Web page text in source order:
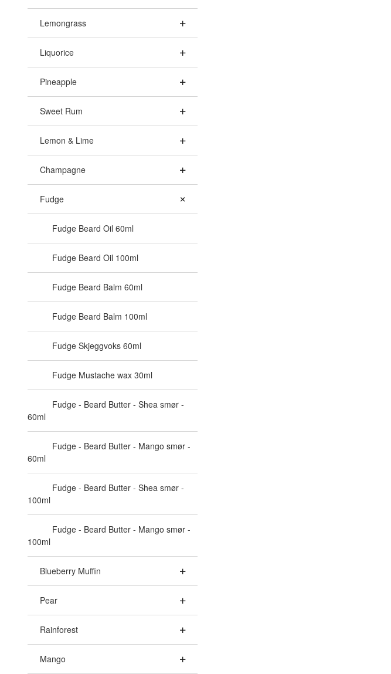
Lemongrass
Liquorice
Pineapple
Sweet Rum
Lemon & Lime
Champagne
Fudge
Fudge Beard Oil 60ml
Fudge Beard Oil 100ml
Fudge Beard Balm 60ml
Fudge Beard Balm 100ml
Fudge Skjeggvoks 60ml
Fudge Mustache wax 30ml
Fudge - Beard Butter - Shea smør -
60ml
Fudge - Beard Butter - Mango smør -
60ml
Fudge - Beard Butter - Shea smør -
100ml
Fudge - Beard Butter - Mango smør -
100ml
Blueberry Muffin
Pear
Rainforest
Mango